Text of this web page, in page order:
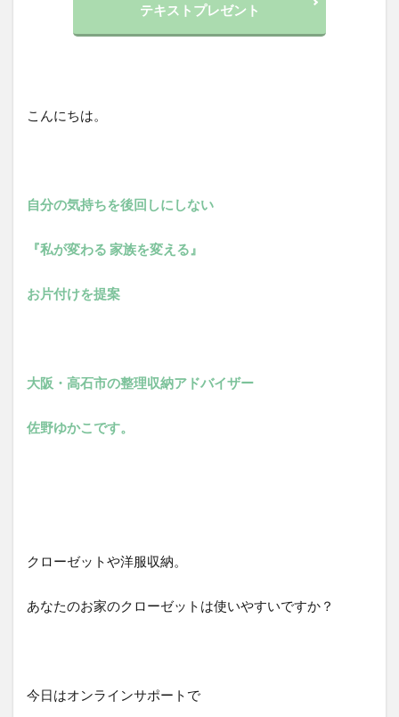
テキストプレゼント
こんにちは。
自分の気持ちを後回しにしない
『私が変わる 家族を変える』
お片付けを提案
大阪・高石市の整理収納アドバイザー
佐野ゆかこです。
クローゼットや洋服収納。
あなたのお家のクローゼットは使いやすいですか？
今日はオンラインサポートで